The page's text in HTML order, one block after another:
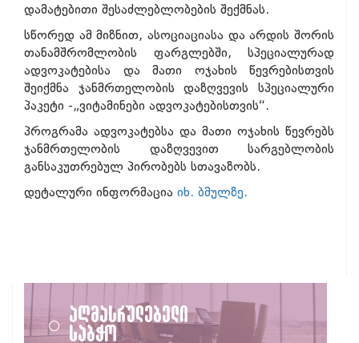
დამატებითი შესაძლებლობების შექმნას.
სწორედ ამ მიზნით, ასოციაციასა და არდის შორის
თანამშრომლობის ფარგლებში, სპეციალურად
ადვოკატებისა და მათი ოჯახის წევრებისთვის
შეიქმნა ჯანმრთელობის დაზღვევის სპეციალური
პაკეტი -„ვიტამინები ადვოკატებისთვის“.
პროგრამა ადვოკატებსა და მათი ოჯახის წევრებს
ჯანმრთელობის დაზღვევით სარგებლობის
განსაკუთრებულ პირობებს სთავაზობს.
დეტალური ინფორმაცია იხ. ბმულზე.
აღმასრულებელი
საბჭო